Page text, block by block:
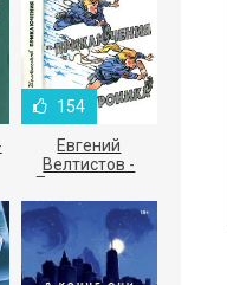
154
Евгений
Велтистов -
Приключения
Электроника